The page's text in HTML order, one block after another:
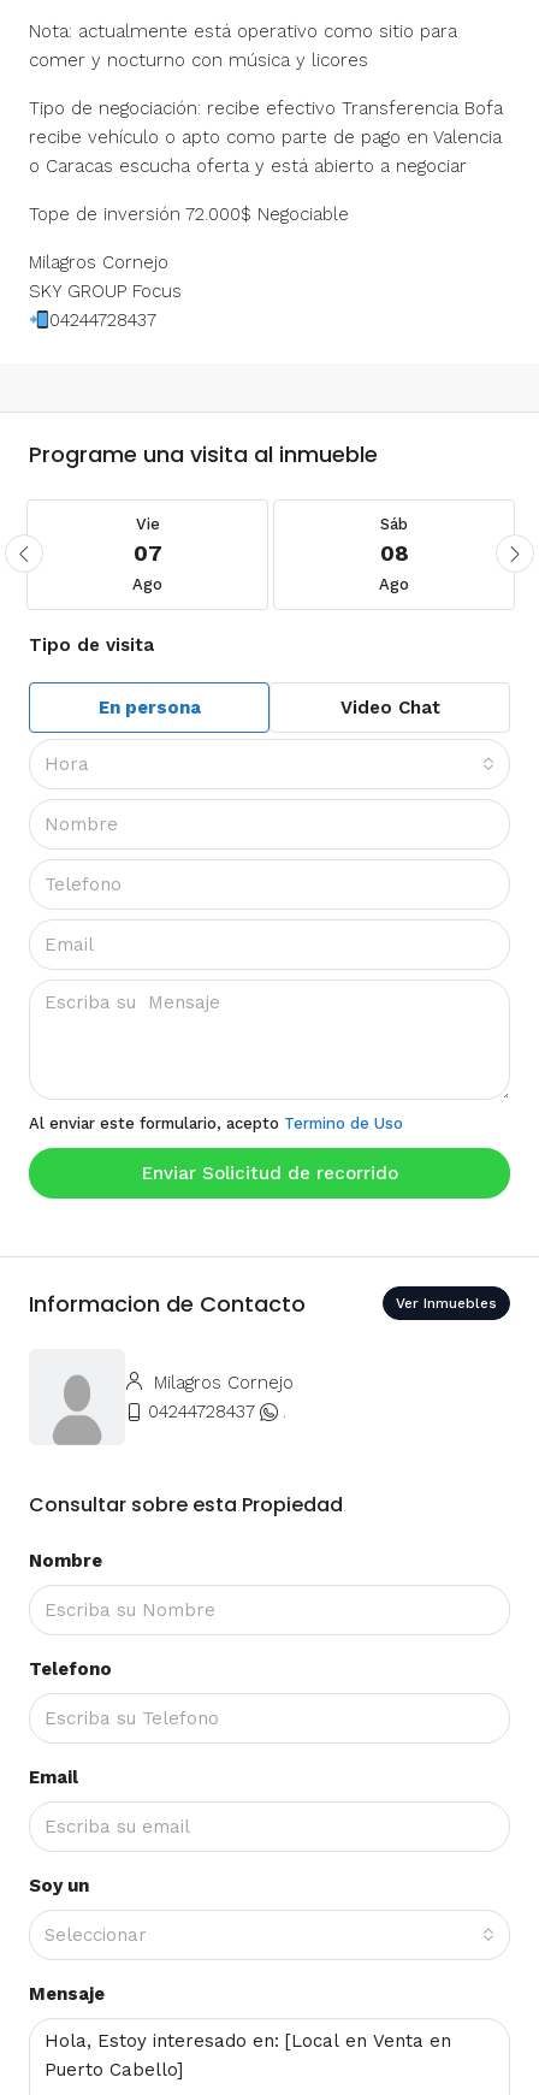
Nota: actualmente está operativo como sitio para
comer y nocturno con música y licores
Tipo de negociación: recibe efectivo Transferencia Bofa
recibe vehículo o apto como parte de pago en Valencia
o Caracas escucha oferta y está abierto a negociar
Tope de inversión 72.000$ Negociable
Milagros Cornejo
SKY GROUP Focus
04244728437
Programe una visita al inmueble
Vie
07
Ago
Sáb
08
Ago
Tipo de visita
En persona Video Chat
Hora
Al enviar este formulario, acepto Termino de Uso
Enviar Solicitud de recorrido
Informacion de Contacto Ver Inmuebles
Milagros Cornejo
04244728437
.
Consultar sobre esta Propiedad
Nombre
Telefono
Email
Soy un
Seleccionar
Mensaje